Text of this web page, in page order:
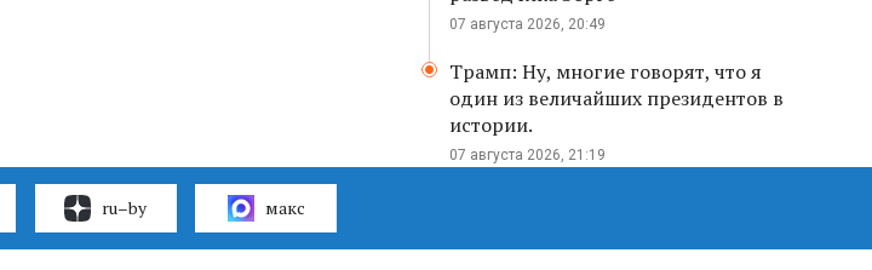
07 августа 2026, 20:49
Трамп: Ну, многие говорят, что я
один из величайших президентов в
истории.
07 августа 2026, 21:19
ru–by макс